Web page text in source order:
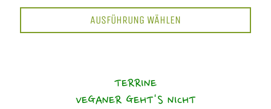
AUSFÜHRUNG WÄHLEN
TERRINE
VEGANER GEHT'S NICHT